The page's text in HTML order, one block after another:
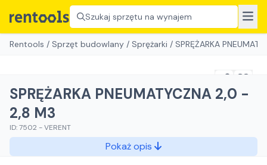
Szukaj sprzętu na wynajem
Rentools / Sprzęt budowlany / Sprężarki / SPRĘŻARKA
SPRĘŻARKA PNEUMATYCZNA 2,0 -
2,8 M3
ID:7502 -VERENT
Pokaż opis